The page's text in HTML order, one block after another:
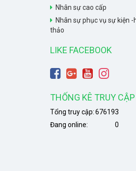
Nhân sự cao cấp
Nhân sự phục vụ sự kiện -
thảo
LIKE FACEBOOK
THỐNG KÊ TRUY CẬP
676193
Tổng truy cập:
0
Đang online: